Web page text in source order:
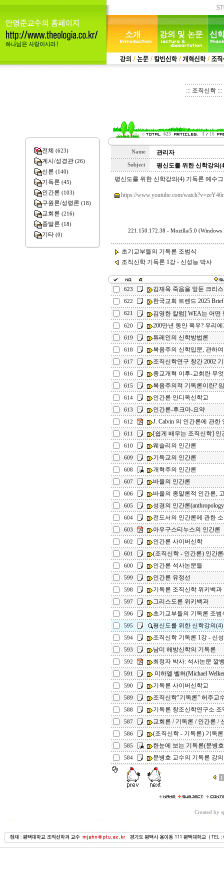
::: 조직신학 :::
623 1 16
전체 (623)
계시/성경관 (26)
신론 (140)
기독론 (45)
인간론 (103)
구원론/성령론 (18)
교회론 (216)
종말론 (18)
기타 (0)
Name 관리자
Subject
평신도를 위한 신학강의
평신도를 위한 신학강의(4) 기독론 예수
https://www.youtube.com/
221.150.172.38 - Mozilla/5.0
초기교부들의 기독론 조범
조직신학 기독론 1강 - 신성능 박사
623 김재욱 죽음을 앞둔 크리
622 한국교회 트렌드 2025 Brief
621 김영한 칼럼] WEA는 어
620 200만년 동안 폭우? 우리
619 튜레인의 신학방법론
618 복음주의 신학입문, 관하여
617 조직신학연구 창간 2002
616 종교개혁 이후-교회란 무
615 복음주의적 기독론이란?
614 인간론 안디옥신학교
613 인간론-후크마-요약
612 J. Calvin 의 인간론에 관한
611 [쉽게 배우는 조직신학] 인
610 웨슬리의 인간론
609 기독교의 인간론
608 개혁주의 인간론
607 바울의 인간론
606 바울의 종말론적 인간론,
605 성경의 인간론
604 전도서의 인간론에 관한
603 아우구스티누스의 인간론
602 인간론 사이버신학
601 (조직신학 - 인간론) 인간
600 인간론 석사논문들
599 인간론 유정선
598 기독론 조직신학 위키백과
597 그리스도론 위키백과
596 초기교부들의 기독
595 평신도를 위한 신학강의
594 조직신학 기독론 1강 - 신
593 남미 해방신학의 기독론
592 최정자 박사: 석사논문 깔
591 미하엘 벨허(Michael
590 기독론 사이버신학교
589 조직신학"기독론" 허주교
588 기독론 창조신학연구소 조
587 교회론 / 기독론 / 인간론 /
586 (조직신학 - 기독론) 기독론
585 한눈에 보는 기독론(문병
584 문병호 교수의 기독론 강의
1
Created by